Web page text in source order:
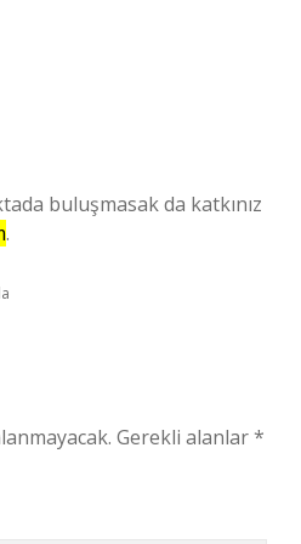
buluşmasak da katkınız
.
Gerekli alanlar*